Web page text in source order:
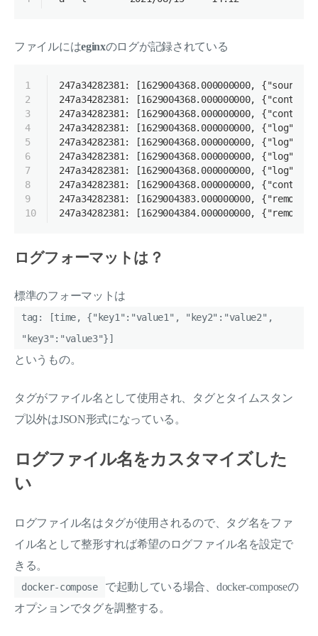
ファイルにはeginxのログが記録されている
1
2
3
4
5
6
7
8
9
10
247a34282381: [1629004368.000000000,
247a34282381: [1629004368.000000000,
247a34282381: [1629004368.000000000,
247a34282381: [1629004368.000000000,
247a34282381: [1629004368.000000000,
247a34282381: [1629004368.000000000,
247a34282381: [1629004368.000000000,
247a34282381: [1629004368.000000000,
247a34282381: [1629004383.000000000,
247a34282381: [1629004384.000000000,
ログフォーマットは？
標準のフォーマットは
tag: [time, {"key1":"value1", "key2":"value2",
"key3":"value3"}]
というもの。
タグがファイル名として使用され、タグとタイムスタン
プ以外はJSON形式になっている。
ログファイル名をカスタマイズした
い
ログファイル名はタグが使用されるので、タグ名をファ
イル名として整形すれば希望のログファイル名を設定で
きる。
docker-compose
で起動している場合、docker-composeの
オプションでタグを調整する。